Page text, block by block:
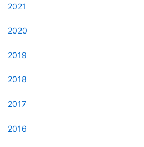
2021
2020
2019
2018
2017
2016